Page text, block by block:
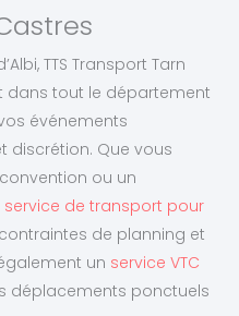
TTS Transport Tarn
dans tout le département
événements
discrétion. Que vous
ou un
service de transport pour
de planning et
un service VTC
déplacements ponctuels